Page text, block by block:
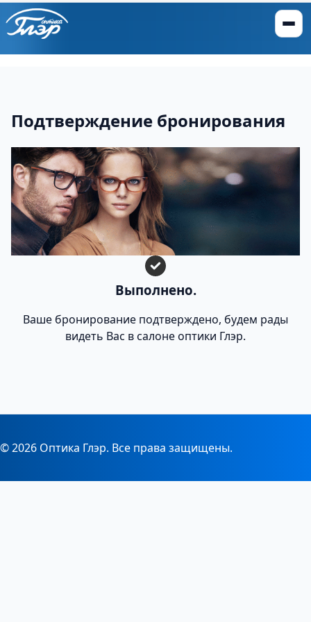
Подтверждение бронирования
Выполнено.
Ваше бронирование подтверждено, будем рады
видеть Вас в салоне оптики Глэр.
© 2026 Оптика Глэр. Все права защищены.